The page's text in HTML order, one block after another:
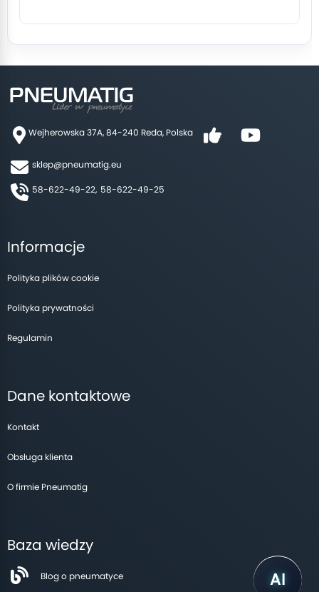
Wejherowska 37A, 84-240 Reda, Polska
sklep@pneumatig.eu
58-622-49-22, 58-622-49-25
Informacje
Polityka plików cookie
Polityka prywatności
Regulamin
Dane kontaktowe
Kontakt
Obsługa klienta
O firmie Pneumatig
Baza wiedzy
Blog o pneumatyce